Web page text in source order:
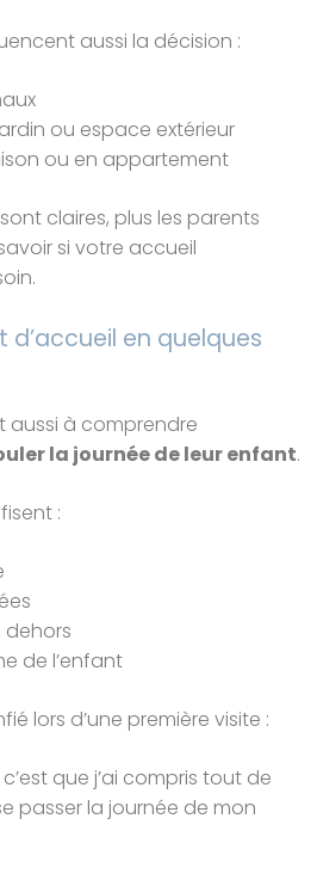
aussi la décision :
ou espace extérieur
ou en appartement
claires, plus les parents
si votre accueil
d’accueil en quelques
aussi à comprendre
la journée de leur enfant.
:
dehors
de l’enfant
lors d’une première visite :
que j’ai compris tout de
passer la journée de mon